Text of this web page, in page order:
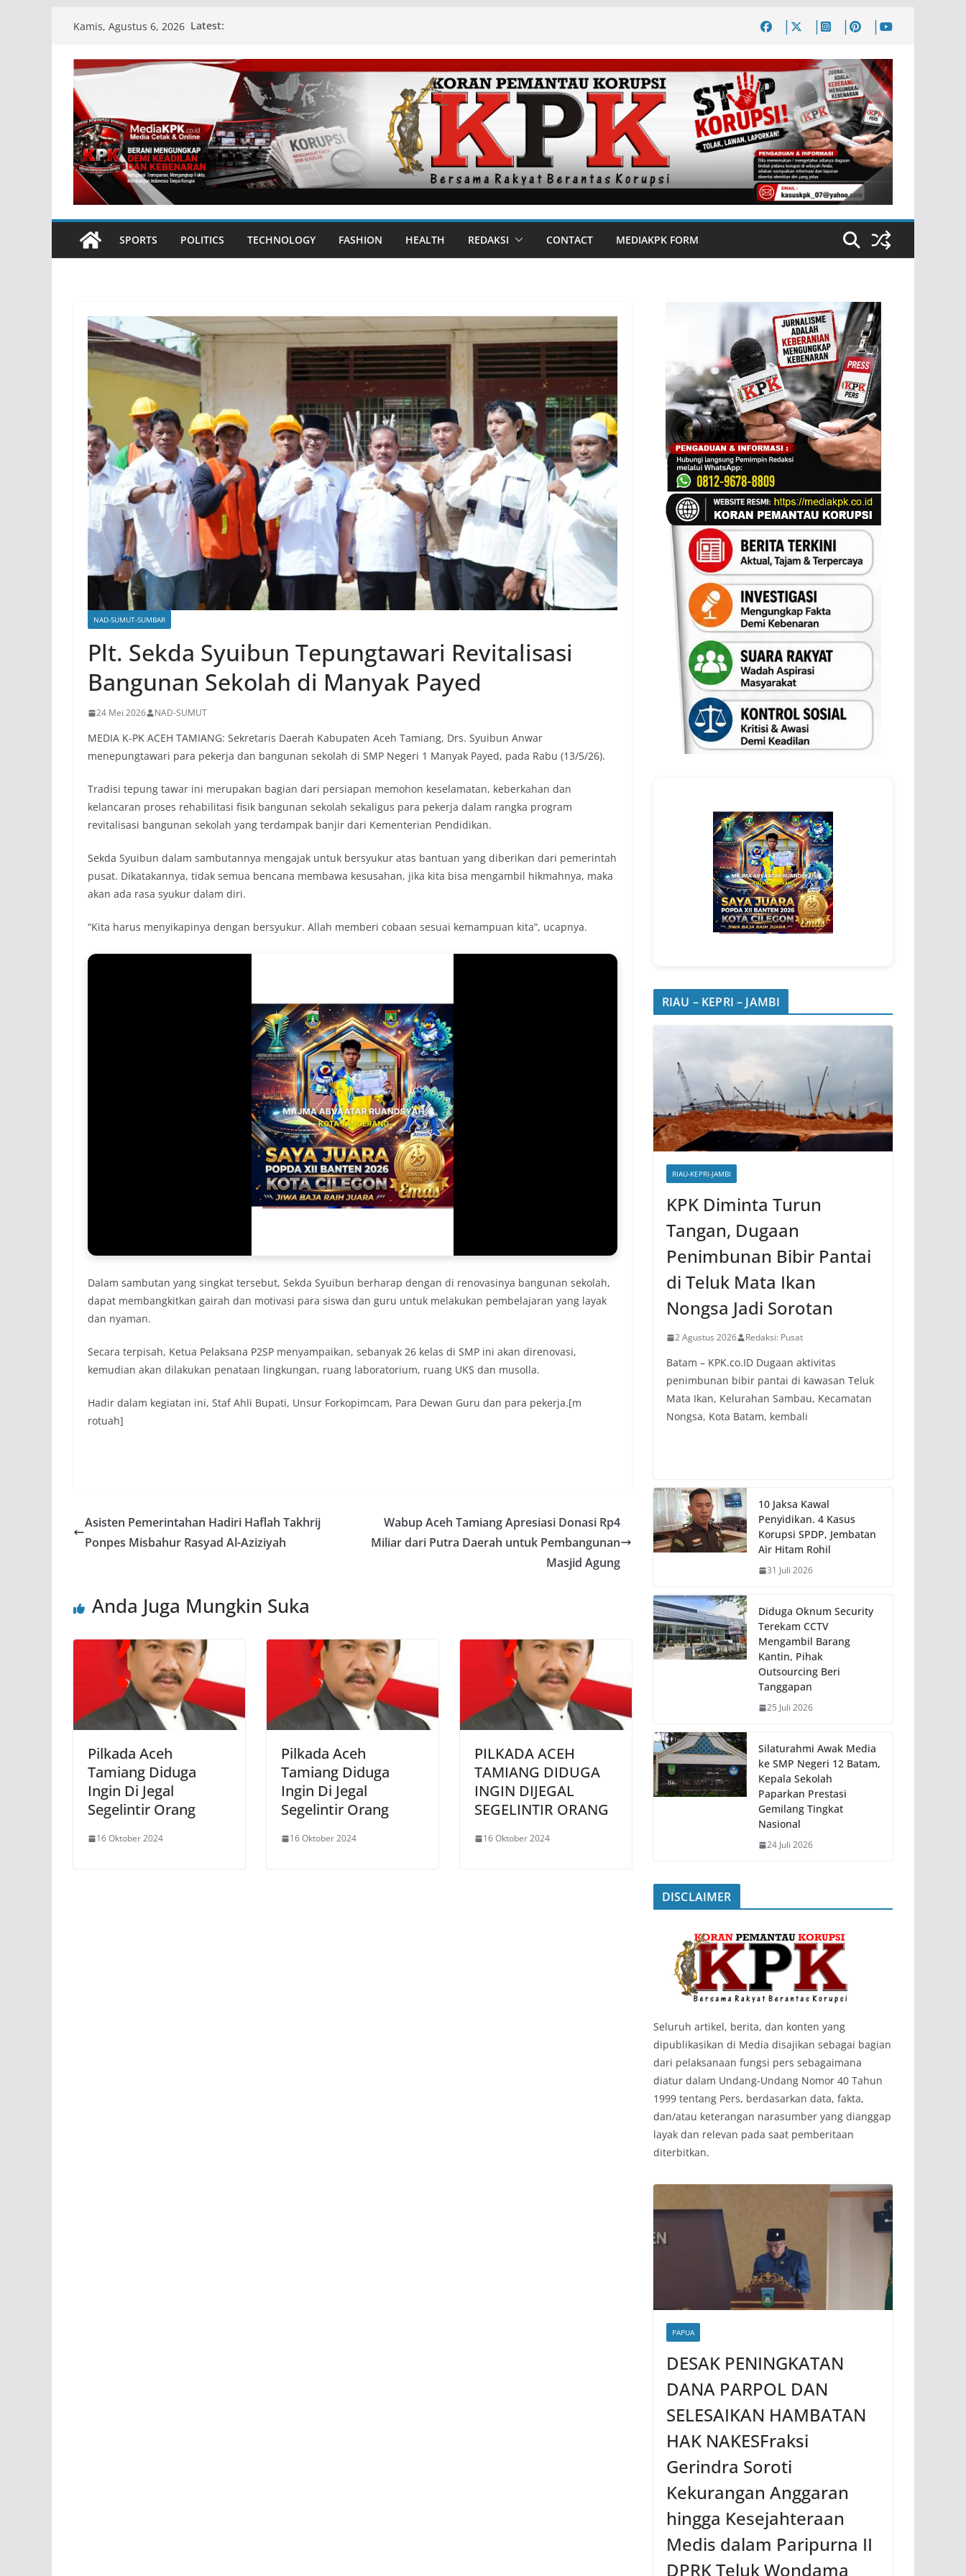
content
Kamis, Agustus 6, 2026 Latest:
SPORTS POLITICS TECHNOLOGY FASHION HEALTH REDAKSI CONTACT MEDIAKPK FORM
NAD-SUMUT-SUMBAR
Plt. Sekda Syuibun Tepungtawari Revitalisasi
Bangunan Sekolah di Manyak Payed
24 Mei 2026 NAD-SUMUT
MEDIA K-PK ACEH TAMIANG: Sekretaris Daerah Kabupaten Aceh Tamiang, Drs. Syuibun Anwar
menepungtawari para pekerja dan bangunan sekolah di SMP Negeri 1 Manyak Payed, pada Rabu (13/5/26).
Tradisi tepung tawar ini merupakan bagian dari persiapan memohon keselamatan, keberkahan dan
kelancaran proses rehabilitasi fisik bangunan sekolah sekaligus para pekerja dalam rangka program
revitalisasi bangunan sekolah yang terdampak banjir dari Kementerian Pendidikan.
Sekda Syuibun dalam sambutannya mengajak untuk bersyukur atas bantuan yang diberikan dari pemerintah
pusat. Dikatakannya, tidak semua bencana membawa kesusahan, jika kita bisa mengambil hikmahnya, maka
akan ada rasa syukur dalam diri.
“Kita harus menyikapinya dengan bersyukur. Allah memberi cobaan sesuai kemampuan kita”, ucapnya.
Dalam sambutan yang singkat tersebut, Sekda Syuibun berharap dengan di renovasinya bangunan sekolah,
dapat membangkitkan gairah dan motivasi para siswa dan guru untuk melakukan pembelajaran yang layak
dan nyaman.
Secara terpisah, Ketua Pelaksana P2SP menyampaikan, sebanyak 26 kelas di SMP ini akan direnovasi,
kemudian akan dilakukan penataan lingkungan, ruang laboratorium, ruang UKS dan musolla.
Hadir dalam kegiatan ini, Staf Ahli Bupati, Unsur Forkopimcam, Para Dewan Guru dan para pekerja.[m
rotuah]
Asisten Pemerintahan Hadiri Haflah Takhrij
Ponpes Misbahur Rasyad Al-Aziziyah
Wabup Aceh Tamiang Apresiasi Donasi Rp4
Miliar dari Putra Daerah untuk Pembangunan
Masjid Agung
Anda Juga Mungkin Suka
Pilkada Aceh
Tamiang Diduga
Ingin Di Jegal
Segelintir Orang
16 Oktober 2024
Pilkada Aceh
Tamiang Diduga
Ingin Di Jegal
Segelintir Orang
16 Oktober 2024
PILKADA ACEH
TAMIANG DIDUGA
INGIN DIJEGAL
SEGELINTIR ORANG
16 Oktober 2024
RIAU – KEPRI – JAMBI
RIAU-KEPRI-JAMBI
KPK Diminta Turun
Tangan, Dugaan
Penimbunan Bibir Pantai
di Teluk Mata Ikan
Nongsa Jadi Sorotan
2 Agustus 2026 Redaksi: Pusat
Batam – KPK.co.ID Dugaan aktivitas
penimbunan bibir pantai di kawasan Teluk
Mata Ikan, Kelurahan Sambau, Kecamatan
Nongsa, Kota Batam, kembali
10 Jaksa Kawal
Penyidikan. 4 Kasus
Korupsi SPDP, Jembatan
Air Hitam Rohil
31 Juli 2026
Diduga Oknum Security
Terekam CCTV
Mengambil Barang
Kantin, Pihak
Outsourcing Beri
Tanggapan
25 Juli 2026
Silaturahmi Awak Media
ke SMP Negeri 12 Batam,
Kepala Sekolah
Paparkan Prestasi
Gemilang Tingkat
Nasional
24 Juli 2026
DISCLAIMER
‎Seluruh artikel, berita, dan konten yang
dipublikasikan di Media disajikan sebagai bagian
dari pelaksanaan fungsi pers sebagaimana
diatur dalam Undang-Undang Nomor 40 Tahun
1999 tentang Pers, berdasarkan data, fakta,
dan/atau keterangan narasumber yang dianggap
layak dan relevan pada saat pemberitaan
diterbitkan.
PAPUA
DESAK PENINGKATAN
DANA PARPOL DAN
SELESAIKAN HAMBATAN
HAK NAKESFraksi
Gerindra Soroti
Kekurangan Anggaran
hingga Kesejahteraan
Medis dalam Paripurna II
DPRK Teluk Wondama